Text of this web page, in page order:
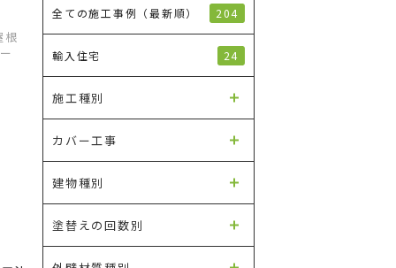
根
全ての施工事例（最新順） 204
輸入住宅 24
施工種別
カバー工事
建物種別
塗替えの回数別